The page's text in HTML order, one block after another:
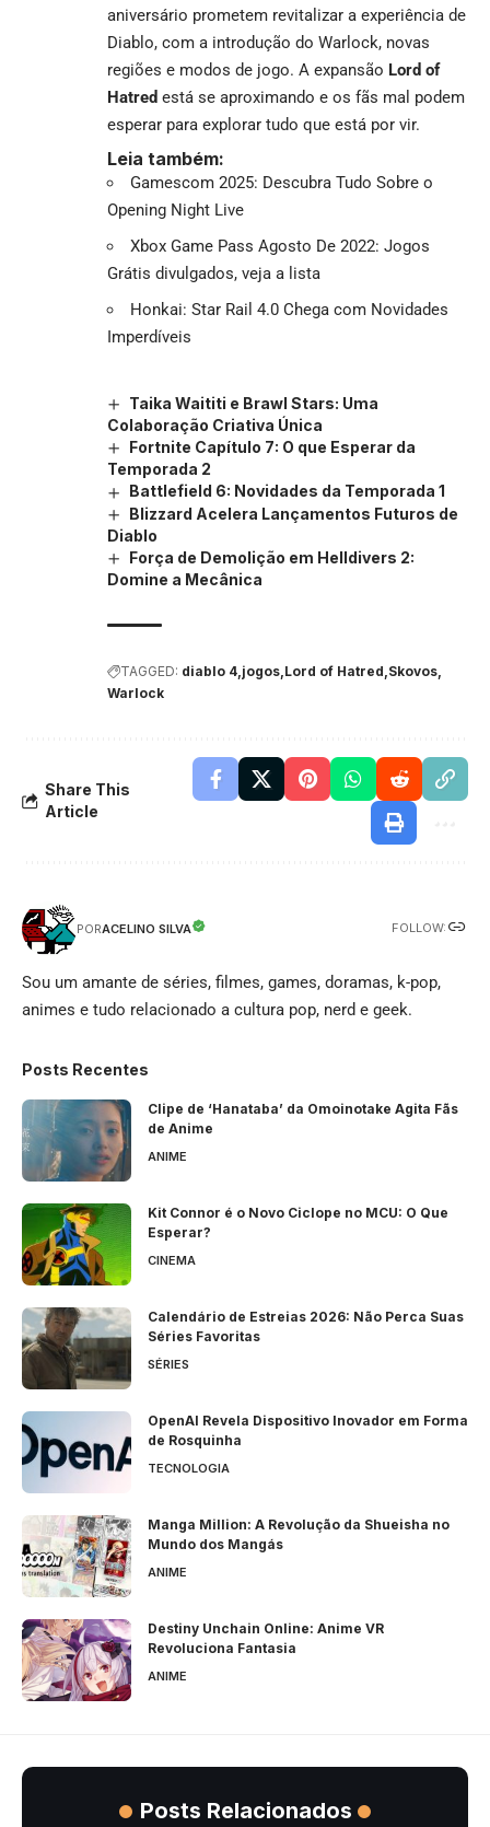
aniversário prometem revitalizar a experiência de
Diablo, com a introdução do Warlock, novas
regiões e modos de jogo. A expansão Lord of
Hatred está se aproximando e os fãs mal podem
esperar para explorar tudo que está por vir.
Leia também:
Gamescom 2025: Descubra Tudo Sobre o
Opening Night Live
Xbox Game Pass Agosto De 2022: Jogos
Grátis divulgados, veja a lista
Honkai: Star Rail 4.0 Chega com Novidades
Imperdíveis
Taika Waititi e Brawl Stars: Uma
Colaboração Criativa Única
Fortnite Capítulo 7: O que Esperar da
Temporada 2
Battlefield 6: Novidades da Temporada 1
Blizzard Acelera Lançamentos Futuros de
Diablo
Força de Demolição em Helldivers 2:
Domine a Mecânica
TAGGED: diablo 4 jogos Lord of Hatred Skovos
Warlock
Share This
Article
PORACELINO SILVA FOLLOW:
Sou um amante de séries, filmes, games, doramas, k-pop,
animes e tudo relacionado a cultura pop, nerd e geek.
Posts Recentes
Clipe de ‘Hanataba’ da Omoinotake Agita Fãs
de Anime
ANIME
Kit Connor é o Novo Ciclope no MCU: O Que
Esperar?
CINEMA
Calendário de Estreias 2026: Não Perca Suas
Séries Favoritas
SÉRIES
OpenAI Revela Dispositivo Inovador em Forma
de Rosquinha
TECNOLOGIA
Manga Million: A Revolução da Shueisha no
Mundo dos Mangás
ANIME
Destiny Unchain Online: Anime VR
Revoluciona Fantasia
ANIME
Posts Relacionados